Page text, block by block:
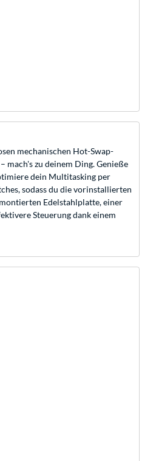
mechanischen Hot-Swap-
mach's zu deinem Ding. Genieße
dein Multitasking per
sodass du die vorinstallierten
Edelstahlplatte, einer
Steuerung dank einem